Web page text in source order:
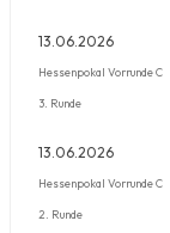
13.06.2026
Hessenpokal Vorrunde C
3. Runde
13.06.2026
Hessenpokal Vorrunde C
2. Runde